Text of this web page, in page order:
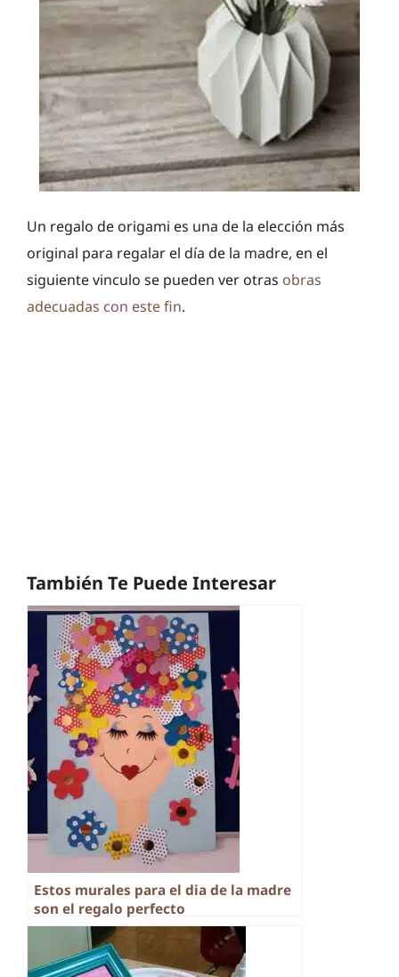
Un regalo de origami es una de la elección más
original para regalar el día de la madre, en el
siguiente vinculo se pueden ver otras obras
adecuadas con este fin.
También Te Puede Interesar
Estos murales para el dia de la madre
son el regalo perfecto